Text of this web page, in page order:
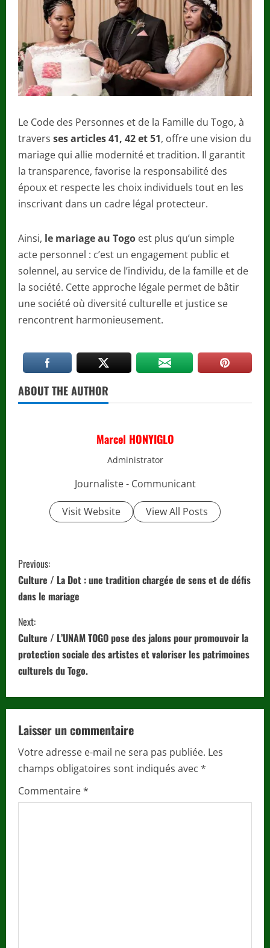
Le Code des Personnes et de la Famille du Togo, à
travers ses articles 41, 42 et 51, offre une vision du
mariage qui allie modernité et tradition. Il garantit
la transparence, favorise la responsabilité des
époux et respecte les choix individuels tout en les
inscrivant dans un cadre légal protecteur.
Ainsi, le mariage au Togo est plus qu’un simple
acte personnel : c’est un engagement public et
solennel, au service de l’individu, de la famille et de
la société. Cette approche légale permet de bâtir
une société où diversité culturelle et justice se
rencontrent harmonieusement.
ABOUT THE AUTHOR
Marcel HONYIGLO
Administrator
Journaliste - Communicant
Visit Website View All Posts
C
o
n
t
i
u
e
R
e
Previous:
Culture / La Dot : une tradition chargée de sens et de défis
dans le mariage
Next:
Culture / L’UNAM TOGO pose des jalons pour promouvoir la
protection sociale des artistes et valoriser les patrimoines
culturels du Togo.
Laisser un commentaire
Votre adresse e-mail ne sera pas publiée. Les
champs obligatoires sont indiqués avec *
Commentaire*